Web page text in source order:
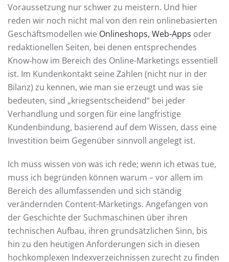
Voraussetzung nur schwer zu meistern. Und hier
reden wir noch nicht mal von den rein onlinebasierten
Geschäftsmodellen wie Onlineshops, Web-Apps oder
redaktionellen Seiten, bei denen entsprechendes
Know-how im Bereich des Online-Marketings essentiell
ist. Im Kundenkontakt seine Zahlen (nicht nur in der
Bilanz) zu kennen, wie man sie erzeugt und was sie
bedeuten, sind „kriegsentscheidend“ bei jeder
Verhandlung und sorgen für eine langfristige
Kundenbindung, basierend auf dem Wissen, dass eine
Investition beim Gegenüber sinnvoll angelegt ist.
Ich muss wissen von was ich rede; wenn ich etwas tue,
muss ich begründen können warum – vor allem im
Bereich des allumfassenden und sich ständig
verändernden Content-Marketings. Angefangen von
der Geschichte der Suchmaschinen über ihren
technischen Aufbau, ihren grundsätzlichen Sinn, bis
hin zu den heutigen Anforderungen sich in diesen
hochkomplexen Indexverzeichnissen zurecht zu finden